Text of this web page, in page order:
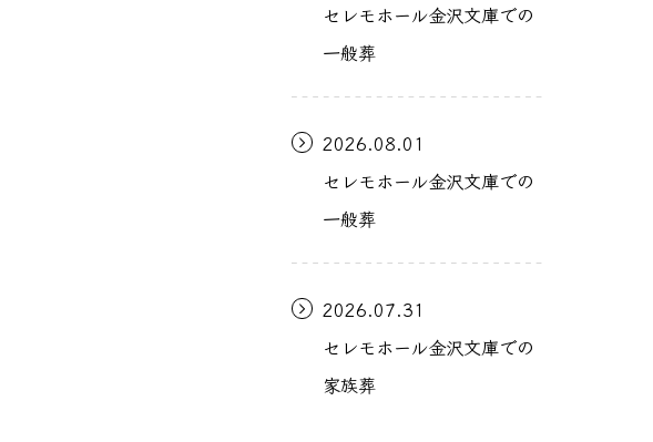
セレモホール金沢文庫での
一般葬
2026.08.01
セレモホール金沢文庫での
一般葬
2026.07.31
セレモホール金沢文庫での
家族葬